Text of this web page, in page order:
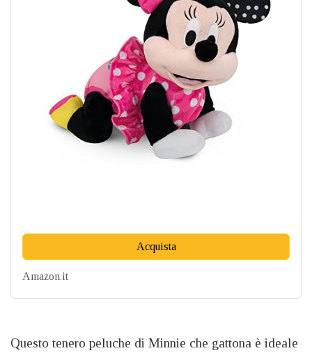
Acquista
Amazon.it
Questo tenero peluche di Minnie che gattona è ideale